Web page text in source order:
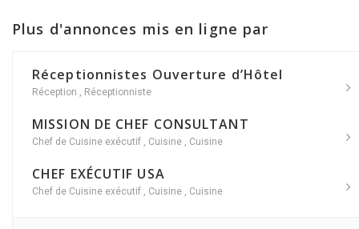
Plus d'annonces mis en ligne par
Réceptionnistes Ouverture d’Hôtel
Réception Réceptionniste
MISSION DE CHEF CONSULTANT
Chef de Cuisine exécutif Cuisine Cuisine
CHEF EXÉCUTIF USA
Chef de Cuisine exécutif Cuisine Cuisine